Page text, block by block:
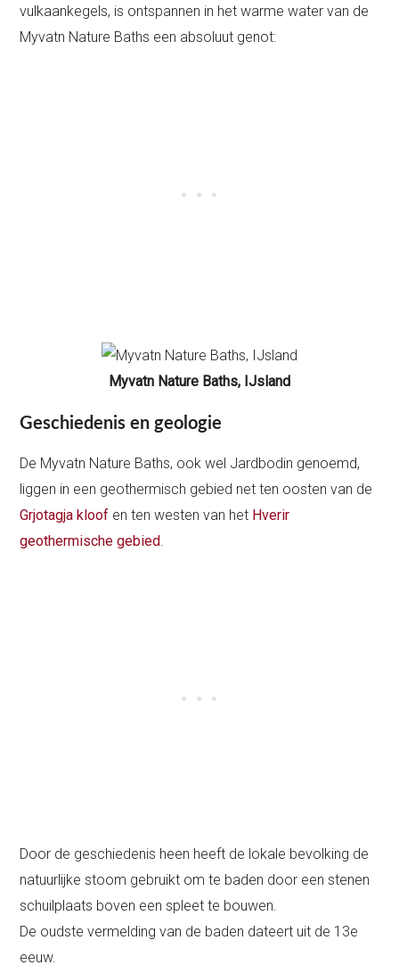
vulkaankegels, is ontspannen in het warme water van de
Myvatn Nature Baths een absoluut genot:
Myvatn Nature Baths, IJsland
Geschiedenis en geologie
De Myvatn Nature Baths, ook wel Jardbodin genoemd,
liggen in een geothermisch gebied net ten oosten van de
Grjotagja kloof en ten westen van het Hverir
geothermische gebied.
Door de geschiedenis heen heeft de lokale bevolking de
natuurlijke stoom gebruikt om te baden door een stenen
schuilplaats boven een spleet te bouwen.
De oudste vermelding van de baden dateert uit de 13e
eeuw.